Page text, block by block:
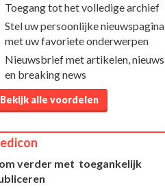
Toegang tot het volledige archief
Stel uw persoonlijke nieuwspagina
met uw favoriete onderwerpen
Nieuwsbrief met artikelen, nieuws
en breaking news
Bekijk alle voordelen
verder met toegankelijk